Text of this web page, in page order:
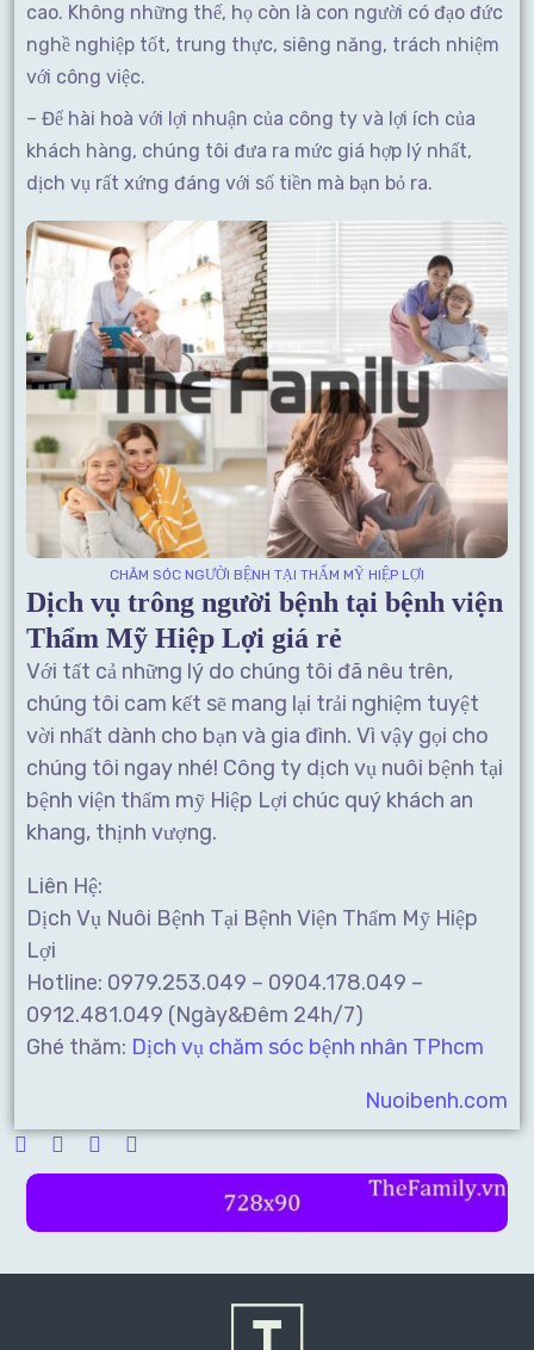
cao. Không những thế, họ còn là con người có đạo đức
nghề nghiệp tốt, trung thực, siêng năng, trách nhiệm
với công việc.
– Để hài hoà với lợi nhuận của công ty và lợi ích của
khách hàng, chúng tôi đưa ra mức giá hợp lý nhất,
dịch vụ rất xứng đáng với số tiền mà bạn bỏ ra.
CHĂM SÓC NGƯỜI BỆNH TẠI THẨM MỸ HIỆP LỢI
Dịch vụ trông người bệnh tại bệnh viện
Thẩm Mỹ Hiệp Lợi giá rẻ
Với tất cả những lý do chúng tôi đã nêu trên,
chúng tôi cam kết sẽ mang lại trải nghiệm tuyệt
vời nhất dành cho bạn và gia đình. Vì vậy gọi cho
chúng tôi ngay nhé! Công ty dịch vụ nuôi bệnh tại
bệnh viện thẩm mỹ Hiệp Lợi chúc quý khách an
khang, thịnh vượng.
Liên Hệ:
Dịch Vụ Nuôi Bệnh Tại Bệnh Viện Thẩm Mỹ Hiệp
Lợi
Hotline: 0979.253.049 – 0904.178.049 –
0912.481.049 (Ngày&Đêm 24h/7)
Ghé thăm: Dịch vụ chăm sóc bệnh nhân TPhcm
Nuoibenh.com